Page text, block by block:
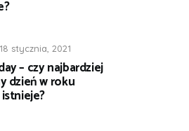
18 stycznia, 2021
– czy najbardziej
dzień w roku